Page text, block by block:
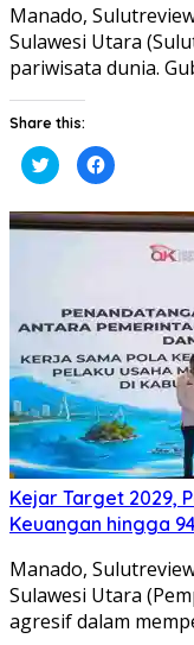
Manado,
Sulawesi Utara
pariwisata dunia.
Share this:
Klik
untuk
berbagi
Twitter(Membuka
di
Klik
untuk
di
jendela
Kejar Target 2029,
Keuangan hingga
Manado,
Sulawesi Utara
agresif dalam